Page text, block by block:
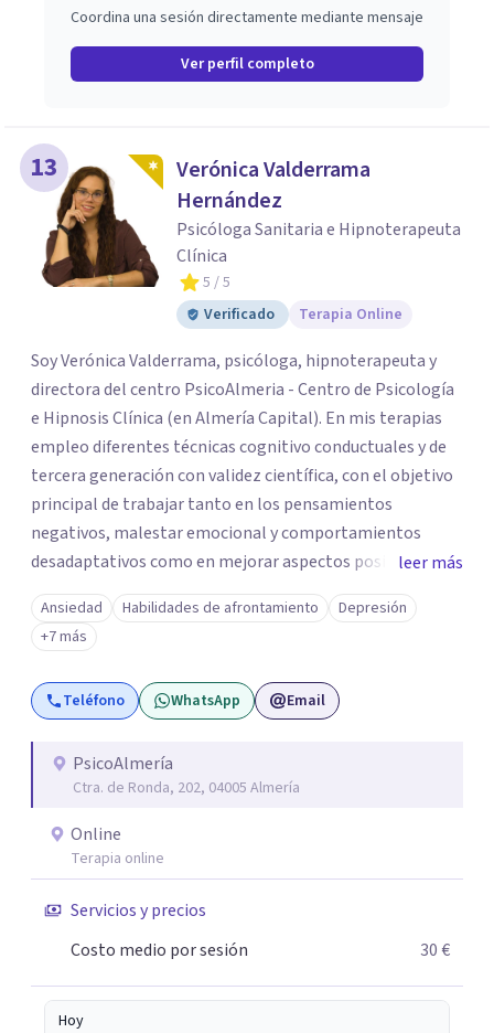
Coordina una sesión directamente mediante mensaje
Ver perfil completo
13
Verónica Valderrama
Hernández
Psicóloga Sanitaria e Hipnoterapeuta
Clínica
5 / 5
Verificado
Terapia Online
Soy Verónica Valderrama, psicóloga, hipnoterapeuta y
directora del centro PsicoAlmeria - Centro de Psicología
e Hipnosis Clínica (en Almería Capital). En mis terapias
empleo diferentes técnicas cognitivo conductuales y de
tercera generación con validez científica, con el objetivo
principal de trabajar tanto en los pensamientos
negativos, malestar emocional y comportamientos
desadaptativos como en mejorar aspectos positivos,
habilidades y desarrollo personal. ¡Tus objetivos son los
míos y juntos los alcanzaremos!. Mi objetivo principal es
que consigas el bienestar y equilibrio que buscas, siendo
consciente de que cada persona es diferente y por ello
inicialmente realizaremos una adecuada evaluación para
personalizado. Utilizo diferentes técnicas psicológicas
aunque mi especialidad es la hipnosis clínica, como
eficacia, reduciendo el tiempo de tratamiento y
consiguiendo cambios positivos desde la primera sesión.
¿Tienes dudas de cómo enfocaré tu problema o situación?
momento de dar el paso a una nueva etapa en tu vida.
leer más
Ansiedad Habilidades de afrontamiento
Depresión
+7 más
Teléfono WhatsApp Email
PsicoAlmería
Ctra. de Ronda, 202, 04005 Almería
Online
Terapia online
Servicios y precios
Costo medio por sesión
30 €
Hoy